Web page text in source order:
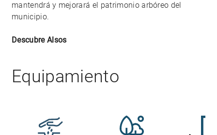
mantendrá y mejorará el patrimonio arbóreo del
municipio.
Descubre Alsos
Equipamiento